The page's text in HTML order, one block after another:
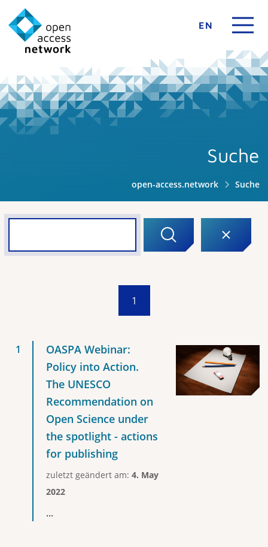
EN
Suche
open-access.network Suche
1
OASPA Webinar:
Policy into Action.
The UNESCO
Recommendation on
Open Science under
the spotlight - actions
for publishing
zuletzt geändert am: 4. May
2022
...